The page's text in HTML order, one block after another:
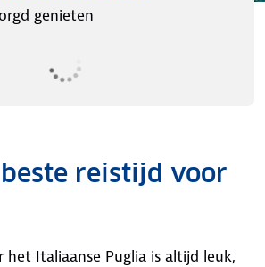
genieten
reistijd voor
het Italiaanse Puglia is altijd leuk,